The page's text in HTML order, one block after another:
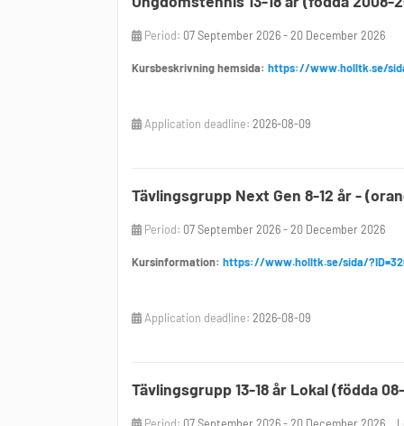
Period: 07 September 2026 - 20 December 2026
Kursbeskrivning hemsida: https://www.holltk.se/
Application deadline: 2026-08-09
Tävlingsgrupp Next Gen 8-12 år -
Period: 07 September 2026 - 20 December 2026
Kursinformation: https://www.holltk.se/sida/
Application deadline: 2026-08-09
Tävlingsgrupp 13-18 år Lokal (födda